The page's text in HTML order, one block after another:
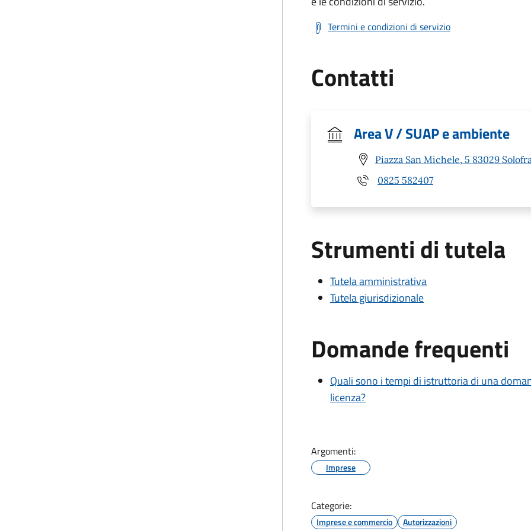
Termini e condizioni di servizio
Contatti
Area V / SUAP e ambiente
Piazza San Michele, 5 83029
0825 582407
Strumenti di tutela
Tutela amministrativa
Tutela giurisdizionale
Domande frequenti
Quali sono i tempi di istruttoria di una
licenza?
Argomenti:
Imprese
Categorie:
Imprese e commercio Autorizzazioni